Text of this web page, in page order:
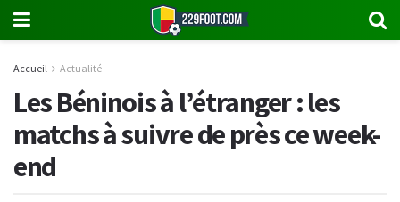
Accueil Actualité
Les Béninois à l’étranger : les
matchs à suivre de près ce week-
end